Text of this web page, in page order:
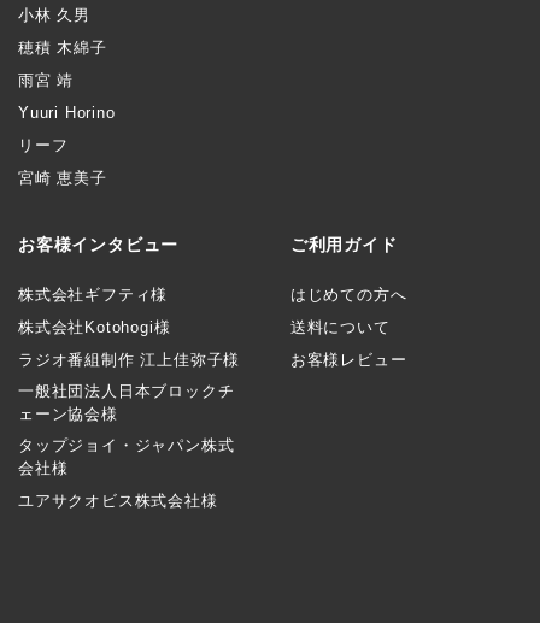
小林 久男
穂積 木綿子
雨宮 靖
Yuuri Horino
リーフ
宮崎 恵美子
お客様インタビュー
株式会社ギフティ様
株式会社Kotohogi様
ラジオ番組制作 江上佳弥子様
一般社団法人日本ブロックチ
ェーン協会様
タップジョイ・ジャパン株式
会社様
ユアサクオビス株式会社様
ご利用ガイド
はじめての方へ
送料について
お客様レビュー